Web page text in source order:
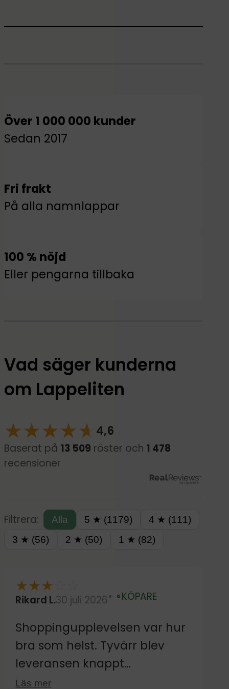
Över 1 000 000 kunder
Sedan 2017
Fri frakt
På alla namnlappar
100 % nöjd
Eller pengarna tillbaka
Vad säger kunderna
om Lappeliten
★★★★☆
★ 4,6
Baserat på 13 509 röster och 1 478
recensioner
Filtrera: Alla 5 ★ (1179)
4 ★ (111)
3 ★ (56)
2 ★ (50) 1 ★ (82)
★★★
Rikard L.30 juli 2026 Verifierad
KÖPARE
Shoppingupplevelsen var hur
bra som helst. Tyvärr blev
leveransen knappt
acceptabel då jag skulle ha
Läs mer